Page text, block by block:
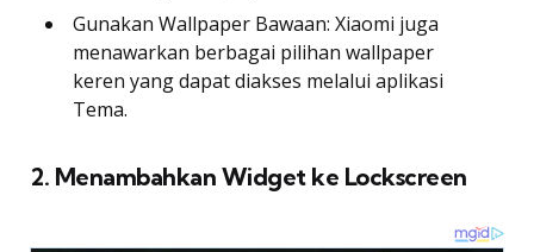
Gunakan Wallpaper Bawaan: Xiaomi juga
menawarkan berbagai pilihan wallpaper
keren yang dapat diakses melalui aplikasi
Tema.
2. Menambahkan Widget ke Lockscreen